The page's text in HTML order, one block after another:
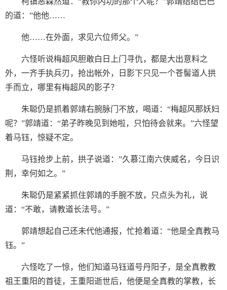
的道：”他他……
他……在外面，求见六位师父。”
六怪听说梅超风胆敢白日上门寻仇，都是大出意料之
外，一齐手执兵刃，抢出帐外，日影下只见一个苍髻道人拱
手而立，哪里有梅超风的影子？
朱聪仍是抓着郭靖右腕脉门不放，喝道：“梅超风那妖妇
呢？”郭靖道：“弟子昨晚见到她啦，只怕待会就来。”六怪望
着马钰，惊疑不定。
马钰抢步上前，拱子说道：”久慕江南六侠威名，今日识
荆，幸何如之。”
朱聪仍是紧紧抓住郭靖的手腕不放，只点头为礼，说
道：“不敢，请教道长法号。”
郭靖想起自己还未代他通报，忙抢着道：“他是全真教马
钰。”
六怪吃了一惊，他们知道马钰道号丹阳子，是全真教教
祖王重阳的首徒，王重阳逝世后，他便是全真教的掌教，长